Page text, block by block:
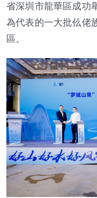
省深圳市龍華區成功
為代表的一大批仫佬
區。